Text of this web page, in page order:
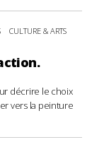
CULTURE & ARTS
décrire le choix
vers la peinture